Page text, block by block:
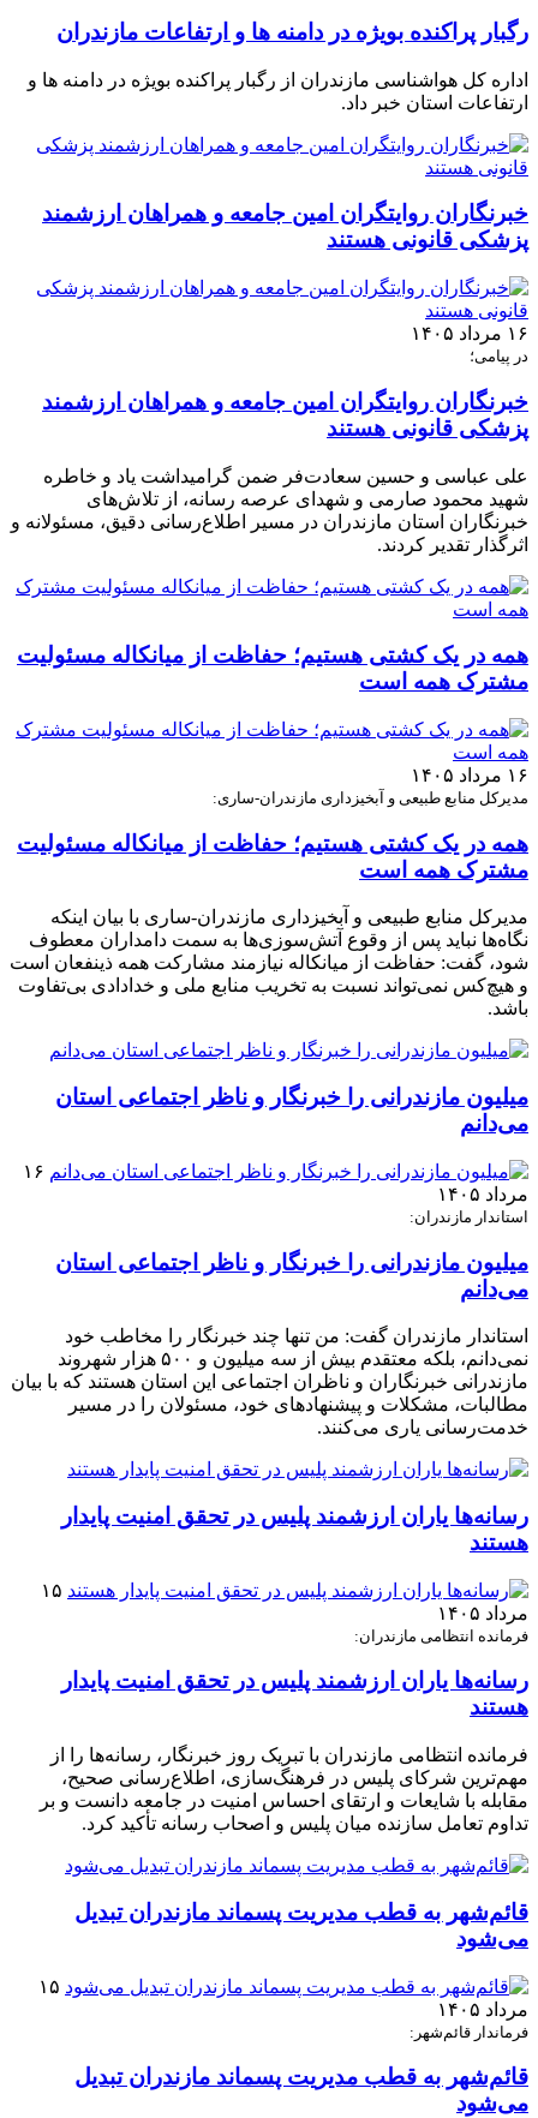
رگبار پراکنده بویژه در دامنه ها و ارتفاعات مازندران
اداره کل هواشناسی مازندران از رگبار پراکنده بویژه در دامنه ها و
ارتفاعات استان خبر داد.
خبرنگاران روایتگران امین جامعه و همراهان ارزشمند
پزشکی قانونی هستند
۱۶ مرداد ۱۴۰۵
در پیامی؛
خبرنگاران روایتگران امین جامعه و همراهان ارزشمند
پزشکی قانونی هستند
علی عباسی و حسین سعادت‌فر ضمن گرامیداشت یاد و خاطره
شهید محمود صارمی و شهدای عرصه رسانه، از تلاش‌های
خبرنگاران استان مازندران در مسیر اطلاع‌رسانی دقیق، مسئولانه و
اثرگذار تقدیر کردند.
همه در یک کشتی هستیم؛ حفاظت از میانکاله مسئولیت
مشترک همه است
۱۶ مرداد ۱۴۰۵
مدیرکل منابع طبیعی و آبخیزداری مازندران-ساری:
همه در یک کشتی هستیم؛ حفاظت از میانکاله مسئولیت
مشترک همه است
مدیرکل منابع طبیعی و آبخیزداری مازندران-ساری با بیان اینکه
نگاه‌ها نباید پس از وقوع آتش‌سوزی‌ها به سمت دامداران معطوف
شود، گفت: حفاظت از میانکاله نیازمند مشارکت همه ذینفعان است
و هیچ‌کس نمی‌تواند نسبت به تخریب منابع ملی و خدادادی بی‌تفاوت
باشد.
میلیون مازندرانی را خبرنگار و ناظر اجتماعی استان
می‌دانم
۱۶
مرداد ۱۴۰۵
استاندار مازندران:
میلیون مازندرانی را خبرنگار و ناظر اجتماعی استان
می‌دانم
استاندار مازندران گفت: من تنها چند خبرنگار را مخاطب خود
نمی‌دانم، بلکه معتقدم بیش از سه میلیون و ۵۰۰ هزار شهروند
مازندرانی خبرنگاران و ناظران اجتماعی این استان هستند که با بیان
مطالبات، مشکلات و پیشنهادهای خود، مسئولان را در مسیر
خدمت‌رسانی یاری می‌کنند.
رسانه‌ها یاران ارزشمند پلیس در تحقق امنیت پایدار
هستند
۱۵
مرداد ۱۴۰۵
فرمانده انتظامی مازندران:
رسانه‌ها یاران ارزشمند پلیس در تحقق امنیت پایدار
هستند
فرمانده انتظامی مازندران با تبریک روز خبرنگار، رسانه‌ها را از
مهم‌ترین شرکای پلیس در فرهنگ‌سازی، اطلاع‌رسانی صحیح،
مقابله با شایعات و ارتقای احساس امنیت در جامعه دانست و بر
تداوم تعامل سازنده میان پلیس و اصحاب رسانه تأکید کرد.
قائم‌شهر به قطب مدیریت پسماند مازندران تبدیل
می‌شود
۱۵
مرداد ۱۴۰۵
فرماندار قائم‌شهر:
قائم‌شهر به قطب مدیریت پسماند مازندران تبدیل
می‌شود